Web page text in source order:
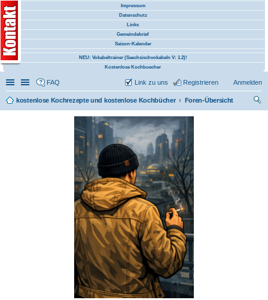
Impressum
Datenschutz
Links
Gemeindebrief
Saison-Kalender
NEU: Vokabeltrainer (Saechsischvokabeln V: 1.2)!
Kostenlose Kochbuecher
Schnellzugriff
Linkliste
FAQ Anmelden
Registrieren
Link zu uns
kostenlose Kochrezepte und kostenlose Kochbücher
Foren-Übersicht